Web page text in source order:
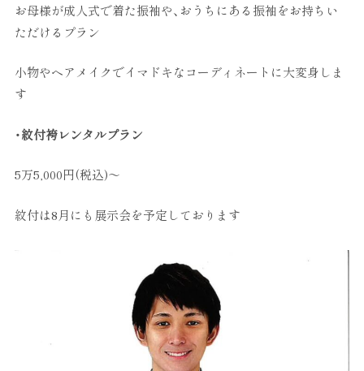
お母様が成人式で着た振袖や、おうちにある振袖をお持ちい
ただけるプラン
小物やヘアメイクでイマドキなコーディネートに大変身しま
す
・紋付袴レンタルプラン
5万5,000円(税込)～
紋付は8月にも展示会を予定しております